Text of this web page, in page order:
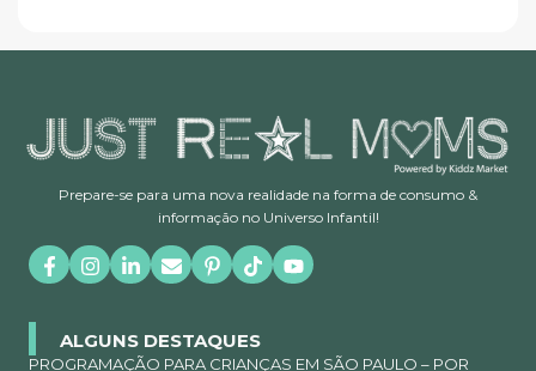
Prepare-se para uma nova realidade na forma de consumo &
informação no Universo Infantil!
ALGUNS DESTAQUES
PROGRAMAÇÃO PARA CRIANÇAS EM SÃO PAULO – POR